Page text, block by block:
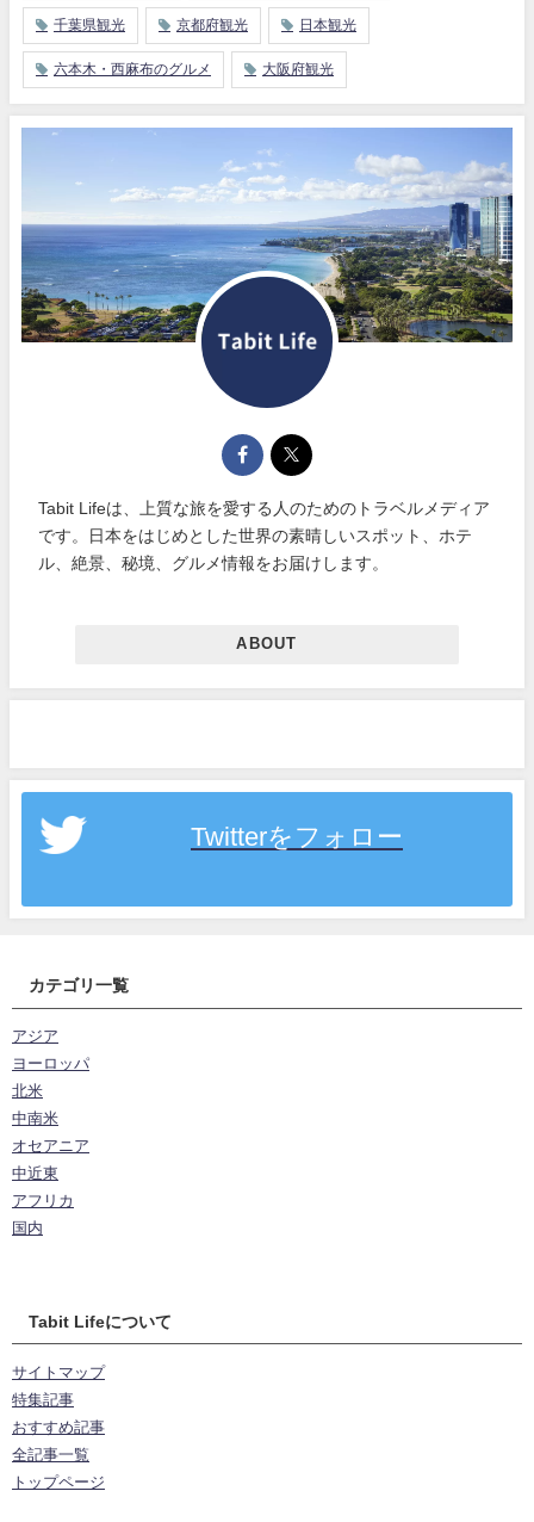
千葉県観光 京都府観光 日本観光
六本木・西麻布のグルメ 大阪府観光
Tabit Lifeは、上質な旅を愛する人のためのトラベルメディア
です。日本をはじめとした世界の素晴しいスポット、ホテ
ル、絶景、秘境、グルメ情報をお届けします。
ABOUT
Twitterをフォロー
カテゴリ一覧
アジア
ヨーロッパ
北米
中南米
オセアニア
中近東
アフリカ
国内
Tabit Lifeについて
サイトマップ
特集記事
おすすめ記事
全記事一覧
トップページ